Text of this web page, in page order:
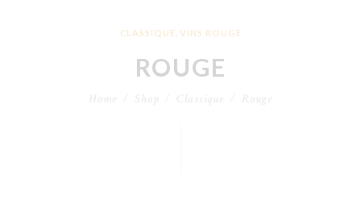
CLASSIQUE ,VINS ROUGE
ROUGE